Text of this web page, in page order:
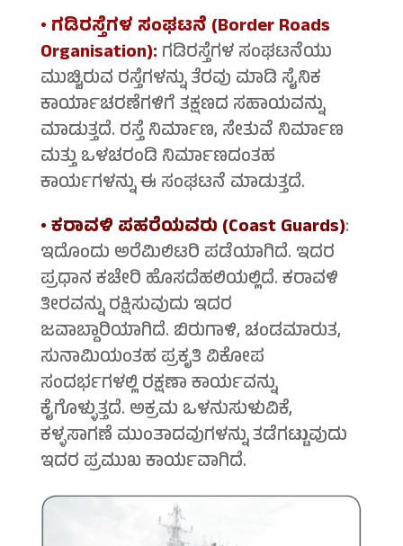
• ಗಡಿರಸ್ತೆಗಳ ಸಂಘಟನೆ (Border Roads
Organisation): ಗಡಿರಸ್ತೆಗಳ ಸಂಘಟನೆಯು
ಮುಚ್ಚಿರುವ ರಸ್ತೆಗಳನ್ನು ತೆರವು ಮಾಡಿ ಸೈನಿಕ
ಕಾರ್ಯಾಚರಣೆಗಳಿಗೆ ತಕ್ಷಣದ ಸಹಾಯವನ್ನು
ಮಾಡುತ್ತದೆ. ರಸ್ತೆ ನಿರ್ಮಾಣ, ಸೇತುವೆ ನಿರ್ಮಾಣ
ಮತ್ತು ಒಳಚರಂಡಿ ನಿರ್ಮಾಣದಂತಹ
ಕಾರ್ಯಗಳನ್ನು ಈ ಸಂಘಟನೆ ಮಾಡುತ್ತದೆ.
• ಕರಾವಳಿ ಪಹರೆಯವರು (Coast Guards):
ಇದೊಂದು ಅರೆಮಿಲಿಟರಿ ಪಡೆಯಾಗಿದೆ. ಇದರ
ಪ್ರಧಾನ ಕಚೇರಿ ಹೊಸದೆಹಲಿಯಲ್ಲಿದೆ. ಕರಾವಳಿ
ತೀರವನ್ನು ರಕ್ಷಿಸುವುದು ಇದರ
ಜವಾಬ್ದಾರಿಯಾಗಿದೆ. ಬಿರುಗಾಳಿ, ಚಂಡಮಾರುತ,
ಸುನಾಮಿಯಂತಹ ಪ್ರಕೃತಿ ವಿಕೋಪ
ಸಂದರ್ಭಗಳಲ್ಲಿ ರಕ್ಷಣಾ ಕಾರ್ಯವನ್ನು
ಕೈಗೊಳ್ಳುತ್ತದೆ. ಅಕ್ರಮ ಒಳನುಸುಳುವಿಕೆ,
ಕಳ್ಳಸಾಗಣೆ ಮುಂತಾದವುಗಳನ್ನು ತಡೆಗಟ್ಟುವುದು
ಇದರ ಪ್ರಮುಖ ಕಾರ್ಯವಾಗಿದೆ.